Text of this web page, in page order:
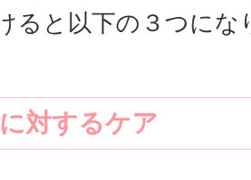
ると以下の３つにな
対するケア